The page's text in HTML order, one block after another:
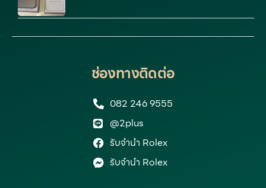
ช่องทางติดต่อ
082 246 9555
@2plus
รับจำนำ Rolex
รับจำนำ Rolex